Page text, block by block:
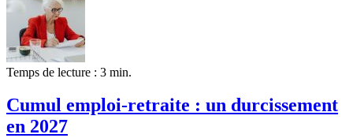
Temps de lecture : 3 min.
Cumul emploi-retraite : un durcissement
en 2027